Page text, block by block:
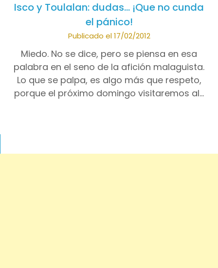
Isco y Toulalan: dudas… ¡Que no cunda
el pánico!
Publicado el 17/02/2012
Miedo. No se dice, pero se piensa en esa
palabra en el seno de la afición malaguista.
Lo que se palpa, es algo más que respeto,
porque el próximo domingo visitaremos al…